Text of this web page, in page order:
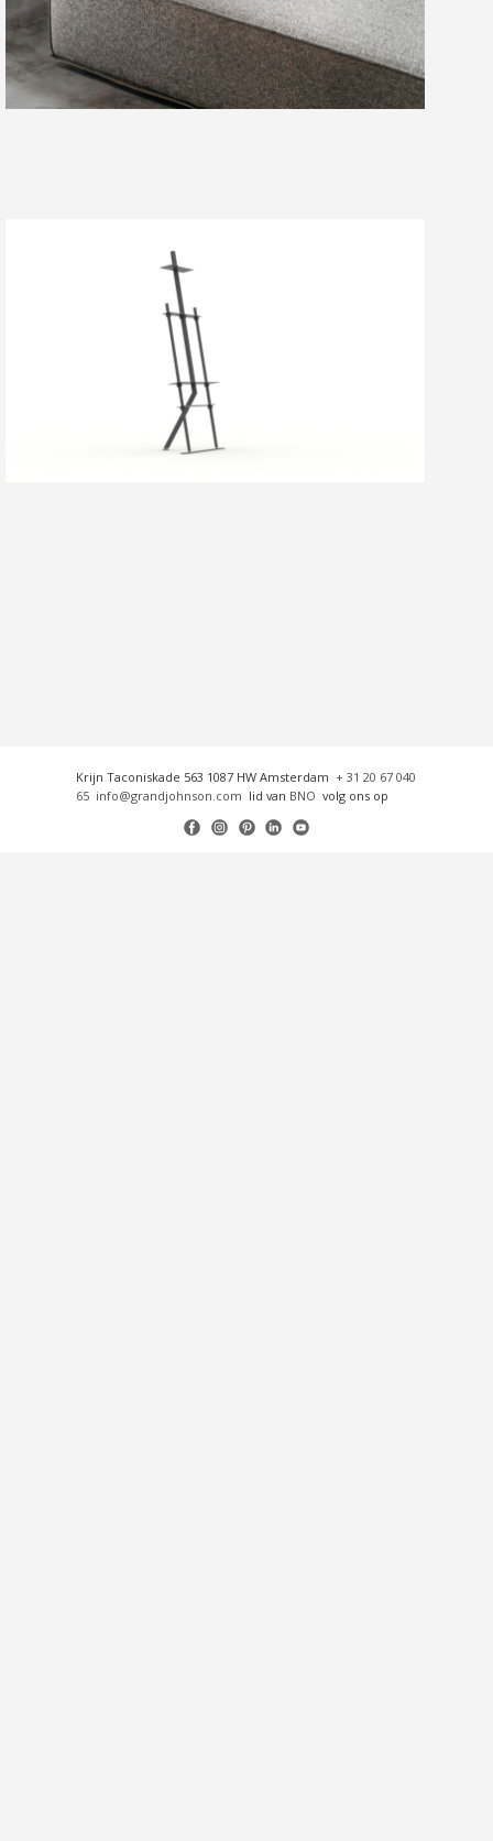
Krijn Taconiskade 563 1087 HW Amsterdam + 31 20 67 040
65 info@grandjohnson.com lid van BNO volg ons op